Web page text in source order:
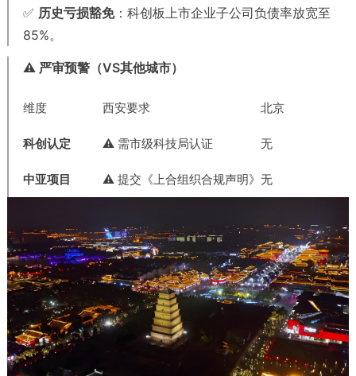
✅ 历史亏损豁免：科创板上市企业子公司负债率放宽至
85%。
⚠️ 严审预警（VS其他城市）
维度 西安要求 北京
科创认定 ⚠️ 需市级科技局认证 无
中亚项目 ⚠️ 提交《上合组织合规声明》无